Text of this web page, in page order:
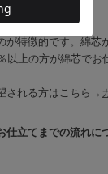
特徴的です。綿芯
上の方が綿芯でお
される方はこちら→
仕立てまでの流れに